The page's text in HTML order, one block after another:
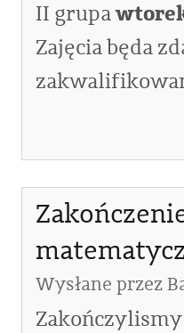
II grupa
Zajęcia będa
Wysłane przez